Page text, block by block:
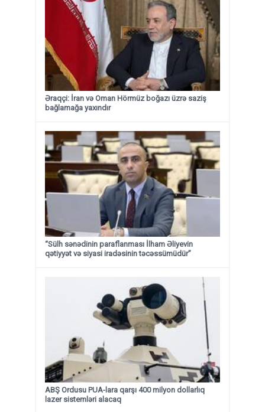
Əraqçi: İran və Oman Hörmüz boğazı üzrə saziş
bağlamağa yaxındır
“Sülh sənədinin paraflanması İlham Əliyevin
qətiyyət və siyasi iradəsinin təcəssümüdür”
ABŞ Ordusu PUA-lara qarşı 400 milyon dollarlıq
lazer sistemləri alacaq